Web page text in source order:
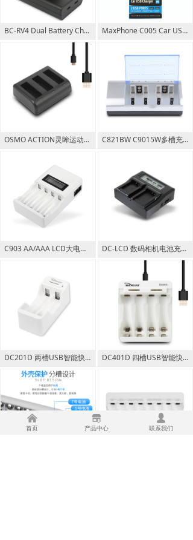
BC-RV4 Dual Battery Charger for Ring V4 Micro&USB-C 双口 MaxPhone C005 Car USB Charger 2.4A 2 USB Port
OSMO ACTION灵眸运动相机电池充电器 5V 2.1A C821BW C9015W多槽充电器 AA/AAA/C/D型9V充电电池充电器
C903 AA/AAA LCD大电流液晶快速充电器 Battery Charger DC-LCD 数码相机电池充电器 智能双充 美规 欧规 英规
DC201D 两槽USB智能快充充电器 5号/7号充电电池充电器通用 DC401D 四槽USB智能快充充电器 5号/7号充电电池充电器通用
낀
首页
끵
产品中心
넙
联系我们